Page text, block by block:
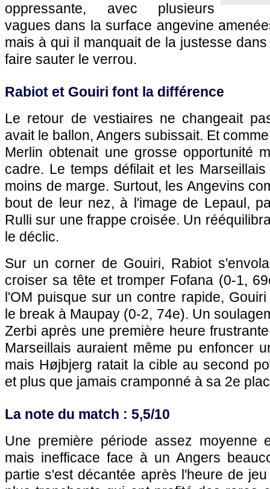
oppressante, avec plusieurs
vagues dans la surface angevine
mais à qui il manquait de la justesse
faire sauter le verrou.
Rabiot et Gouiri font la différence
Le retour de vestiaires ne changeait
avait le ballon, Angers subissait. Et
Merlin obtenait une grosse opportunité
cadre. Le temps défilait et les
moins de marge. Surtout, les Angevins
bout de leur nez, à l'image de Lepaul,
Rulli sur une frappe croisée. Un
le déclic.
Sur un corner de Gouiri, Rabiot
croiser sa tête et tromper Fofana (0-1,
l'OM puisque sur un contre rapide,
le break à Maupay (0-2, 74e). Un
Zerbi après une première heure
Marseillais auraient même pu enfoncer
mais Højbjerg ratait la cible au second
et plus que jamais cramponné à sa 2e
La note du match : 5,5/10
Une première période assez moyenne
mais inefficace face à un Angers
partie s'est décantée après l'heure de